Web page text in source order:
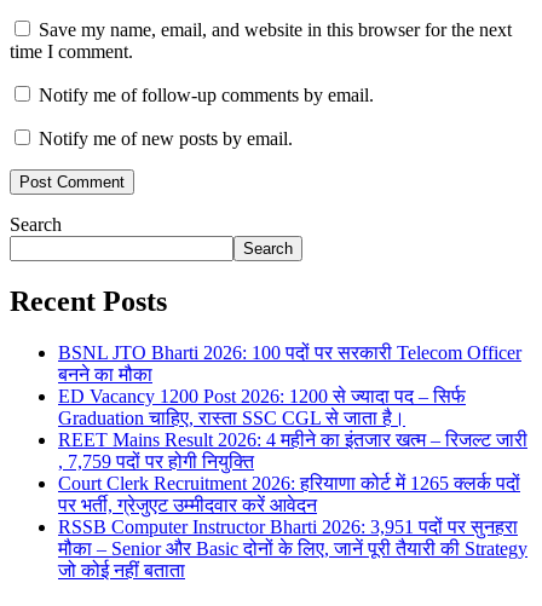
Save my name, email, and website in this browser for the next
time I comment.
Notify me of follow-up comments by email.
Notify me of new posts by email.
Search
Search
Recent Posts
BSNL JTO Bharti 2026: 100 पदों पर सरकारी Telecom Officer
बनने का मौका
ED Vacancy 1200 Post 2026: 1200 से ज्यादा पद – सिर्फ
Graduation चाहिए, रास्ता SSC CGL से जाता है।
REET Mains Result 2026: 4 महीने का इंतजार खत्म – रिजल्ट जारी
, 7,759 पदों पर होगी नियुक्ति
Court Clerk Recruitment 2026: हरियाणा कोर्ट में 1265 क्लर्क पदों
पर भर्ती, ग्रेजुएट उम्मीदवार करें आवेदन
RSSB Computer Instructor Bharti 2026: 3,951 पदों पर सुनहरा
मौका – Senior और Basic दोनों के लिए, जानें पूरी तैयारी की Strategy
जो कोई नहीं बताता